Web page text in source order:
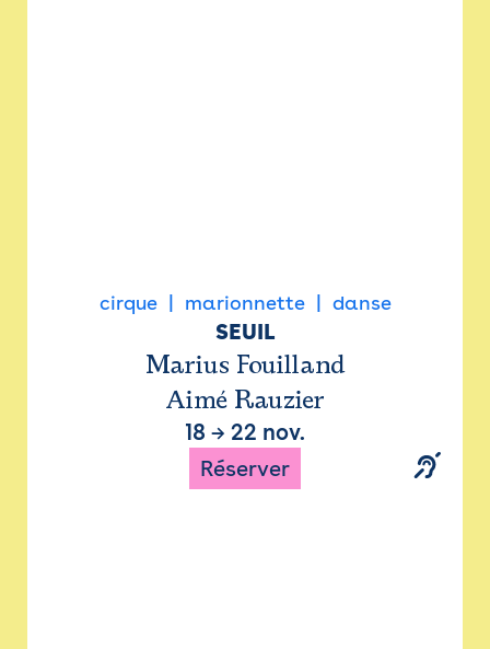
cirque marionnette danse
SEUIL
Marius Fouilland
Aimé Rauzier
18 → 22 nov.
Réserver